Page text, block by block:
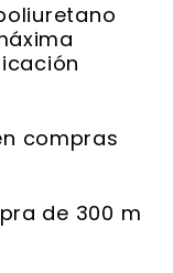
compras
de 300 m